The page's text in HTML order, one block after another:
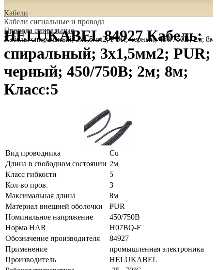
Кабели
Кабели сигнальные и провода
Провода спиральные
Кабель: спиральный; 3x1,5мм2; PUR; черный; 450/750В; 2м;
HELUKABEL 84927 Кабель:
спиральный; 3x1,5мм2; PUR;
черный; 450/750В; 2м; 8м;
Класс:5
Вид проводника
Cu
Длина в свободном состоянии 2м
Класс гибкости
5
Кол-во пров.
3
Максимальная длина
8м
Материал внешней оболочки
PUR
Номинальное напряжение
450/750В
Норма HAR
H07BQ-F
Обозначение производителя
84927
Применение
промышленная электроника
Производитель
HELUKABEL